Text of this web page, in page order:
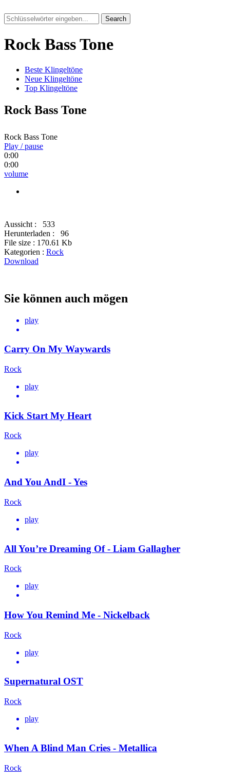
Search
Rock Bass Tone
Beste Klingeltöne
Neue Klingeltöne
Top Klingeltöne
Rock Bass Tone
Rock Bass Tone
Play / pause
0:00
0:00
volume
Aussicht :
533
Herunterladen :
96
File size : 170.61 Kb
Kategorien : Rock
Download
Sie können auch mögen
play
Carry On My Waywards
Rock
play
Kick Start My Heart
Rock
play
And You AndI - Yes
Rock
play
All You’re Dreaming Of - Liam Gallagher
Rock
play
How You Remind Me - Nickelback
Rock
play
Supernatural OST
Rock
play
When A Blind Man Cries - Metallica
Rock